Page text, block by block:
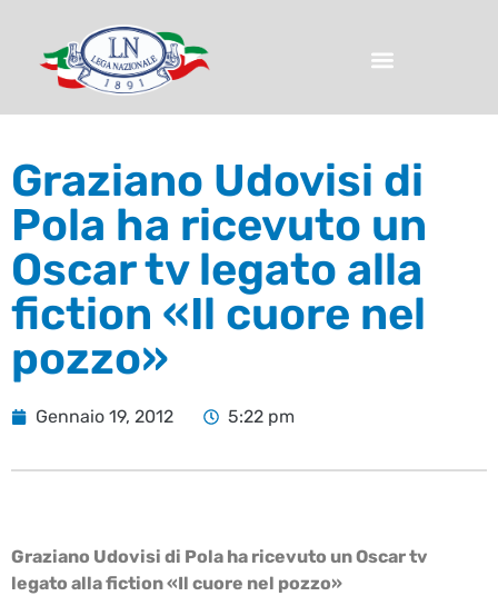
Graziano Udovisi di
Pola ha ricevuto un
Oscar tv legato alla
fiction «Il cuore nel
pozzo»
Gennaio 19, 2012 5:22 pm
Graziano Udovisi di Pola ha ricevuto un Oscar tv
legato alla fiction «Il cuore nel pozzo»